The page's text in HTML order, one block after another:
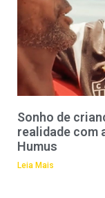
Sonho de
realidade com
Humus
Leia Mais